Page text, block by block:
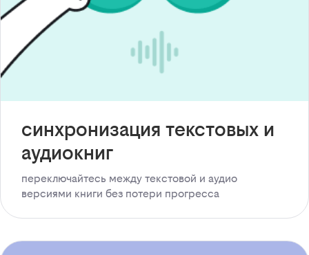
синхронизация текстовых и
аудиокниг
переключайтесь между текстовой и аудио
версиями книги без потери прогресса